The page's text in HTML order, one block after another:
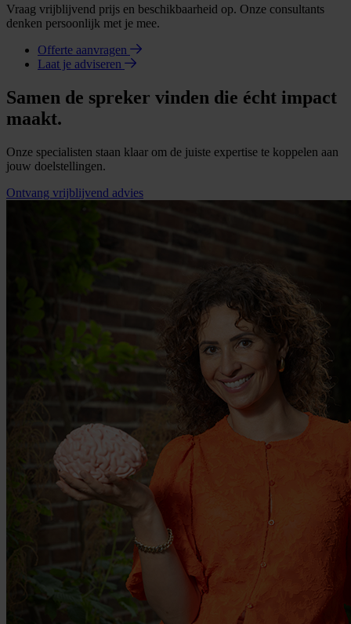
Vraag vrijblijvend prijs en beschikbaarheid op. Onze consultants
denken persoonlijk met je mee.
Offerte aanvragen
Laat je adviseren
Samen de spreker vinden die écht impact
maakt.
Onze specialisten staan klaar om de juiste expertise te koppelen aan
jouw doelstellingen.
Ontvang vrijblijvend advies